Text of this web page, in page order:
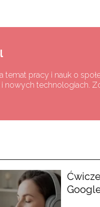
pracy i nauk o
nowych technologiach.